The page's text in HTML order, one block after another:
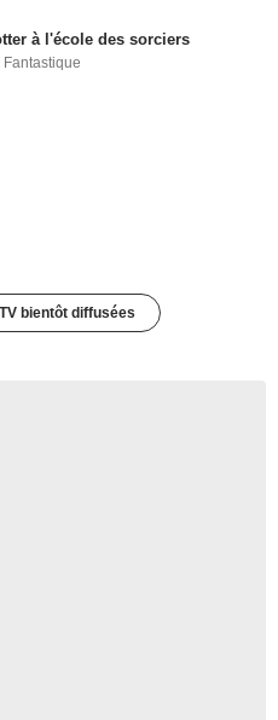
à l'école des sorciers
Fantastique
bientôt diffusées